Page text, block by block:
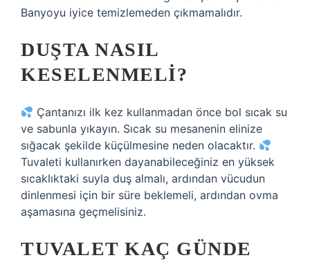
Banyoyu iyice temizlemeden çıkmamalıdır.
DUŞTA NASIL
KESELENMELI?
Çantanızı ilk kez kullanmadan önce bol sıcak su
ve sabunla yıkayın. Sıcak su mesanenin elinize
sığacak şekilde küçülmesine neden olacaktır.
Tuvaleti kullanırken dayanabileceğiniz en yüksek
sıcaklıktaki suyla duş almalı, ardından vücudun
dinlenmesi için bir süre beklemeli, ardından ovma
aşamasına geçmelisiniz.
TUVALET KAÇ GÜNDE